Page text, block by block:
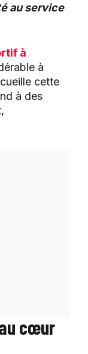
au service
à
à
cette
à des
cœur